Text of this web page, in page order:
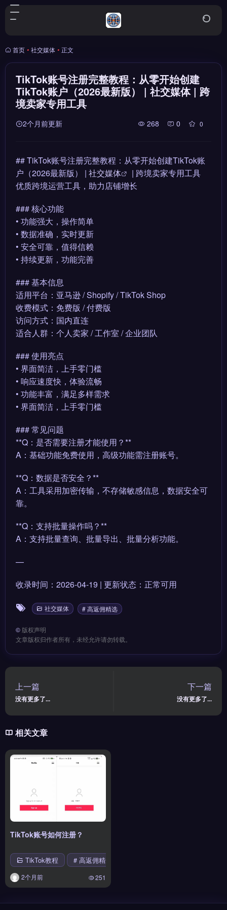
首页 • 社交媒体 • 正文
TikTok账号注册完整教程：从零开始创建
TikTok账户（2026最新版） | 社交媒体 | 跨
境卖家专用工具
2个月前更新 268 0 0
## TikTok账号注册完整教程：从零开始创建TikTok账
户（2026最新版） | 社交媒体
| 跨境卖家专用工具
优质跨境运营工具，助力店铺增长
### 核心功能
• 功能强大，操作简单
• 数据准确，实时更新
• 安全可靠，值得信赖
• 持续更新，功能完善
### 基本信息
适用平台：亚马逊 / Shopify / TikTok Shop
收费模式：免费版 / 付费版
访问方式：国内直连
适合人群：个人卖家 / 工作室 / 企业团队
### 使用亮点
• 界面简洁，上手零门槛
• 响应速度快，体验流畅
• 功能丰富，满足多样需求
• 界面简洁，上手零门槛
### 常见问题
**Q：是否需要注册才能使用？**
A：基础功能免费使用，高级功能需注册账号。
**Q：数据是否安全？**
A：工具采用加密传输，不存储敏感信息，数据安全可
靠。
**Q：支持批量操作吗？**
A：支持批量查询、批量导出、批量分析功能。
—
收录时间：2026-04-19 | 更新状态：正常可用
社交媒体 # 高返佣精选
© 版权声明
文章版权归作者所有，未经允许请勿转载。
上一篇
没有更多了...
下一篇
没有更多了...
相关文章
TikTok账号如何注册？
TikTok教程 # 高返佣精选
2个月前 251